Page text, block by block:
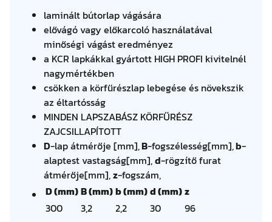
9
6
H
P
(
9
8
-
1
1
W
Z
L
)
m
laminált bútorlap vágására
elővágó vagy előkarcoló használatával
minőségi vágást eredményez
a KCR lapkákkal gyártott HIGH PROFI kivitelnél
nagymértékben
csökken a körfűrészlap lebegése és növekszik
az éltartósság
MINDEN LAPSZABÁSZ KÖRFŰRÉSZ
ZAJCSILLAPÍTOTT
D-lap átmérője [mm],B-fogszélesség[mm],b-
alaptest vastagság[mm],d-rögzítő furat
átmérője[mm],z-fogszám,
D (mm)B (mm)b (mm)d (mm)z
300
3,2 2,2 30 96